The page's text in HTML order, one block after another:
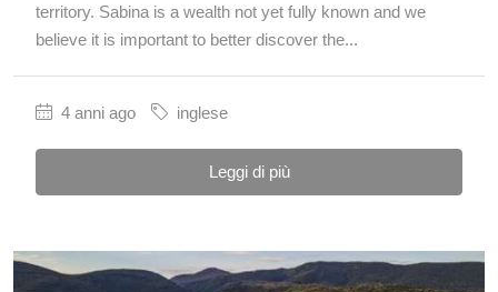
territory. Sabina is a wealth not yet fully known and we
believe it is important to better discover the...
4 anni ago inglese
Leggi di più